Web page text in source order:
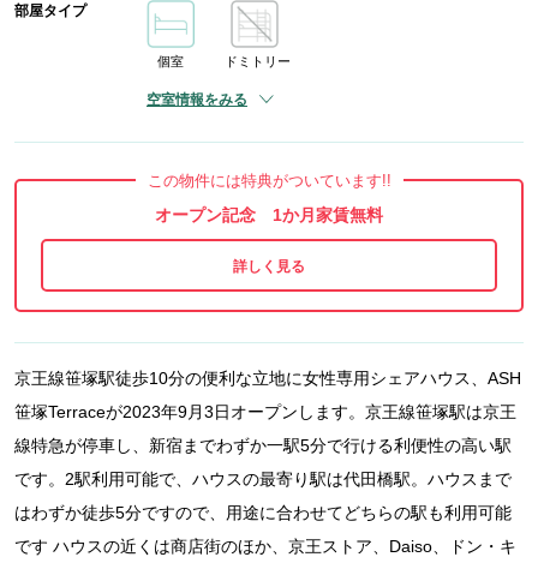
部屋タイプ
個室 ドミトリー
空室情報をみる
この物件には特典がついています!!
オープン記念 1か月家賃無料
京王線笹塚駅徒歩10分の便利な立地に女性専用シェアハウス、ASH
笹塚Terraceが2023年9月3日オープンします。京王線笹塚駅は京王
線特急が停車し、新宿までわずか一駅5分で行ける利便性の高い駅
です。2駅利用可能で、ハウスの最寄り駅は代田橋駅。ハウスまで
はわずか徒歩5分ですので、用途に合わせてどちらの駅も利用可能
です ハウスの近くは商店街のほか、京王ストア、Daiso、ドン・キ